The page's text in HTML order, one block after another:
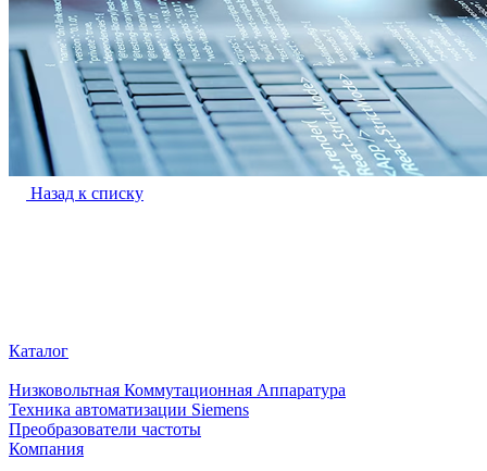
Назад к списку
Каталог
Низковольтная Коммутационная Аппаратура
Техника автоматизации Siemens
Преобразователи частоты
Компания